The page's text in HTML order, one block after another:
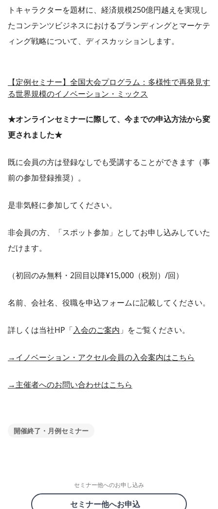
トキャラクターを題材に、経済規模250億円越えを実現し
たコンテンツビジネスにおけるブランディングとマーケテ
ィング戦略について、ディスカッションします。
【定例セミナー】全国大会プログラム：多様性で再発見す
る世界規模のイノベーション・ミックス
★オンラインセミナーに際して、今までの申込方法から変
更されました★
既に会員の方は登録なしでも受講することができます（事
前の参加登録推奨）。
是非気軽に参加してください。
非会員の方、「スポット参加」としてお申し込みしていた
だけます。
（初回のみ無料・2回目以降¥15,000（税別）/回）
名前、会社名、役職を申込フォームに記載してください。
詳しくは当社HP「入会のご案内 」をご覧ください。
→イノベーション・アクセル会員の入会案内はこちら
→主催者へのお問い合わせはこちら
開催終了・月例セミナー
セミナー他へのお申し込み
セミナー他へお申込